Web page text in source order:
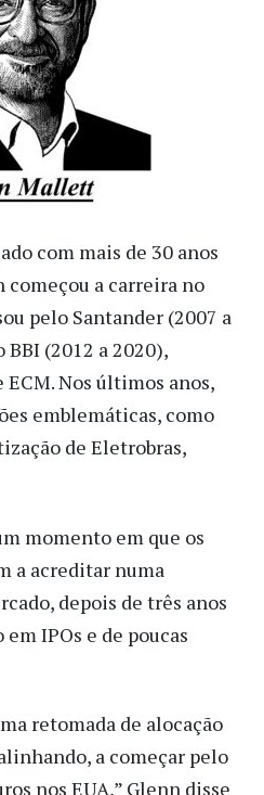
com mais de 30 anos
começou a carreira no
pelo Santander (2007 a
BBI (2012 a 2020),
Nos últimos anos,
emblemáticas, como
de Eletrobras,
momento em que os
a acreditar numa
depois de três anos
IPOs e de poucas
retomada de alocação
a começar pelo
nos EUA,” Glenn disse